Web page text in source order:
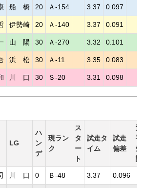
船 橋 20 Ａ-154 3.37 0.097
伊勢崎 20 Ａ-140 3.37 0.091
山 陽 30 Ａ-270 3.32 0.101
浜 松 30 Ａ-11 3.35 0.083
川 口 30 Ｓ-20 3.31 0.098
LG
ハ
ン
デ
現ラン
ク
ス
タ
ー
ト
試走タ
イム
試走
偏差
選
手
短
評
川 口 0 Ｂ-48 3.37 0.096